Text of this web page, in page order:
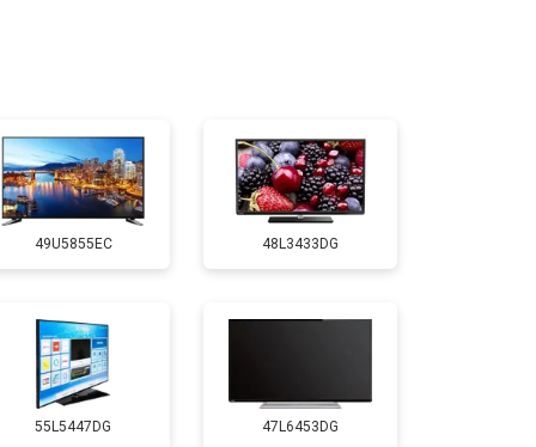
2600 ₽ Заказать
3500 ₽ Заказать
5200 ₽
3100 ₽ Заказать
49U5855EC 48L3433DG
55L5447DG 47L6453DG